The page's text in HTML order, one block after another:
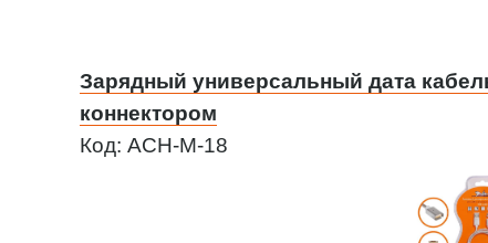
Зарядный универсальный дата
коннектором
Код: ACH-M-18